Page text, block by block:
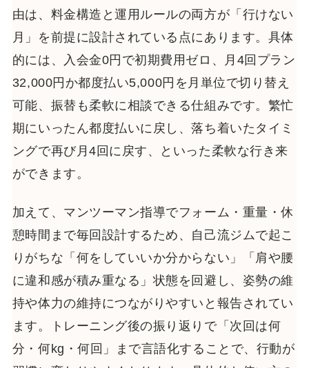
由は、料金構造と運用ルールの両方が「行けない
月」を前提に設計されている点にあります。具体
的には、入会金0円で初期費用ゼロ、月4回プラン
32,000円か都度払い5,000円を月単位で切り替え
可能、振替も柔軟に相談できる仕組みです。繁忙
期にいったん都度払いに戻し、落ち着いたタイミ
ングで再び月4回に戻す、といった柔軟な行き来
ができます。
加えて、マンツーマン指導でフォーム・重量・休
憩時間まで毎回設計するため、自己流ジムで起こ
りがちな「何をしていいか分からない」「肩や腰
に違和感が積み重なる」状態を回避し、姿勢の維
持や体力の維持につながりやすいと報告されてい
ます。トレーニング後の振り返りで「次回は何
分・何kg・何回」まで言語化することで、行動が